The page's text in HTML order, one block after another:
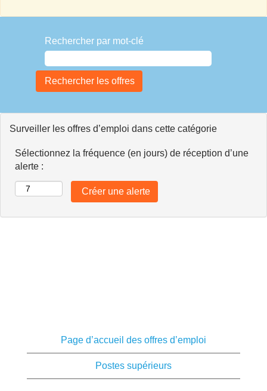
Rechercher par mot-clé
Surveiller les offres d’emploi dans cette catégorie
Sélectionnez la fréquence (en jours) de réception d’une
alerte :
Page d’accueil des offres d’emploi
Postes supérieurs